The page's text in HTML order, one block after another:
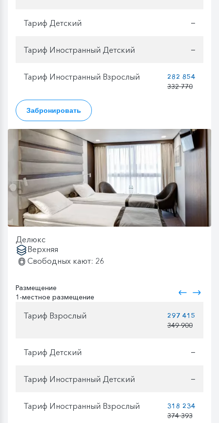
Тариф Детский —
Тариф Иностранный Детский —
Тариф Иностранный Взрослый
282 854
332 770
Забронировать
Делюкс
Верхняя
Свободных кают: 26
Размещение
1-местное размещение
Тариф Взрослый
297 415
349 900
Тариф Детский —
Тариф Иностранный Детский —
Тариф Иностранный Взрослый
318 234
374 393